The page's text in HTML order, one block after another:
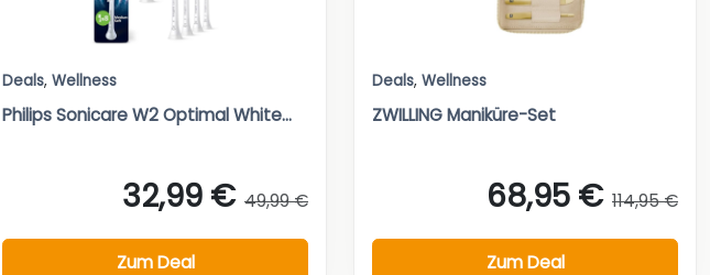
Deals, Wellness
Philips Sonicare W2 Optimal White...
32,99 € 49,99 €
Zum Deal
Deals, Wellness
ZWILLING Maniküre-Set
68,95 € 114,95 €
Zum Deal